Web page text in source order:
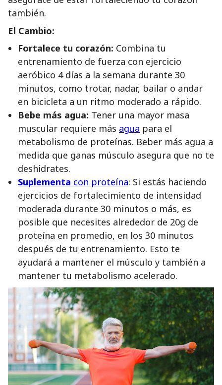
también.
El Cambio:
Fortalece tu corazón: Combina tu
entrenamiento de fuerza con ejercicio
aeróbico 4 días a la semana durante 30
minutos, como trotar, nadar, bailar o andar
en bicicleta a un ritmo moderado a rápido.
Bebe más agua: Tener una mayor masa
muscular requiere más agua para el
metabolismo de proteínas. Beber más agua a
medida que ganas músculo asegura que no te
deshidrates.
Suplementa con proteína: Si estás haciendo
ejercicios de fortalecimiento de intensidad
moderada durante 30 minutos o más, es
posible que necesites alrededor de 20g de
proteína en promedio, en los 30 minutos
después de tu entrenamiento. Esto te
ayudará a mantener el músculo y también a
mantener tu metabolismo acelerado.